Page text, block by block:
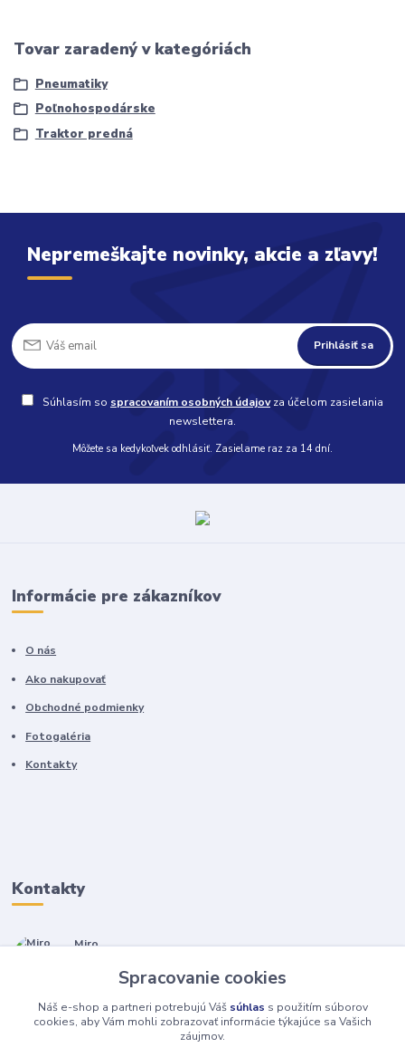
Tovar zaradený v kategóriách
Pneumatiky
Poľnohospodárske
Traktor predná
Nepremeškajte novinky, akcie a zľavy!
Prihlásiť sa
Súhlasím so spracovaním osobných údajovza účelom zasielania
newslettera.
Môžete sa kedykoľvek odhlásiť. Zasielame raz za 14 dní.
Informácie pre zákazníkov
O nás
Ako nakupovať
Obchodné podmienky
Fotogaléria
Kontakty
Kontakty
Miro
(Po-Pia, 7-17 hod.)
isopneumatiky@isopneumatiky.sk
Spracovanie cookies
Náš e-shop a partneri potrebujú Váš súhlas s použitím súborov
cookies, aby Vám mohli zobrazovať informácie týkajúce sa Vašich
záujmov.